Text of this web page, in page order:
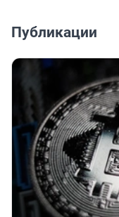
Публикации